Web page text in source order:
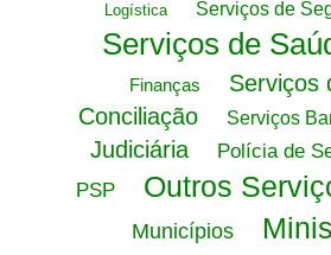
Logística
Serviços de
Serviços de
Finanças
Serviços
Conciliação
Serviços
Judiciária
Polícia de
PSP
Outros
Municípios